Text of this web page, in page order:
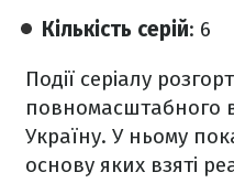
Кількість серій: 6
Події серіалу
повномасштабного
Україну. У ньому
основу яких взяті